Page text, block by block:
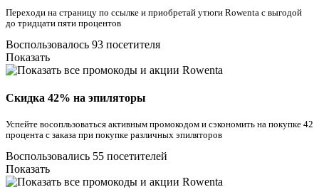
Переходи на страницу по ссылке и приобретай утюги Rowenta с выгодой
до тридцати пяти процентов
Воспользовалось 93 посетителя
Показать
Скидка 42% на эпиляторы
Успейте восопльзоваться активным промокодом и сэкономить на покупке 42
процента с заказа при покупке различных эпиляторов
Воспользовались 55 посетителей
Показать